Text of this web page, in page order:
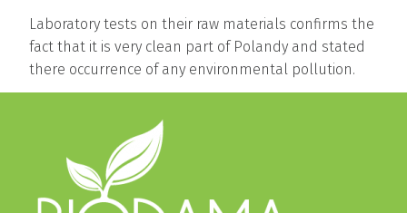
Laboratory tests on their raw materials confirms the
fact that it is very clean part of Polandy and stated
there occurrence of any environmental pollution.